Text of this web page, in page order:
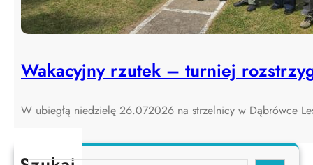
Wakacyjny rzutek – turniej
W ubiegłą niedzielę 26.072026 na strzelnicy w Dąbrówce